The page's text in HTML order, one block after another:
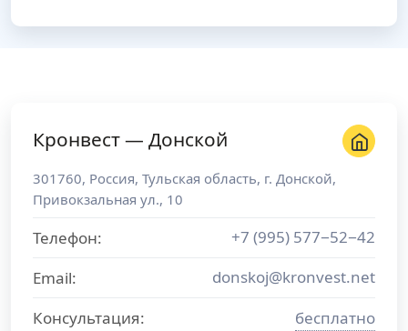
Кронвест — Донской
301760, Россия, Тульская область, г. Донской,
Привокзальная ул., 10
Телефон:
+7 (995) 577−52−42
Email:
donskoj@kronvest.net
Консультация:
бесплатно